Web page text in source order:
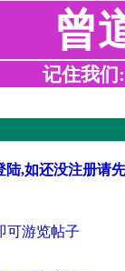
曾
记住我们
,如还没注册请
可游览帖子